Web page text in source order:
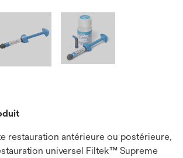
restauration antérieure ou postérieure,
universel Filtek™ Supreme